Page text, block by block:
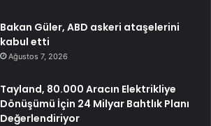
Bakan Güler, ABD askeri ataşelerini
kabul etti
Ağustos 7, 2026
Tayland, 80.000 Aracın Elektrikliye
Dönüşümü İçin 24 Milyar Bahtlık Planı
Değerlendiriyor